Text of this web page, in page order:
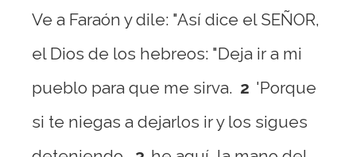
Ve a Faraón y dile: "Así dice el SEÑOR,
el Dios de los hebreos: "Deja ir a mi
pueblo para que me sirva. 2 'Porque
si te niegas a dejarlos ir y los sigues